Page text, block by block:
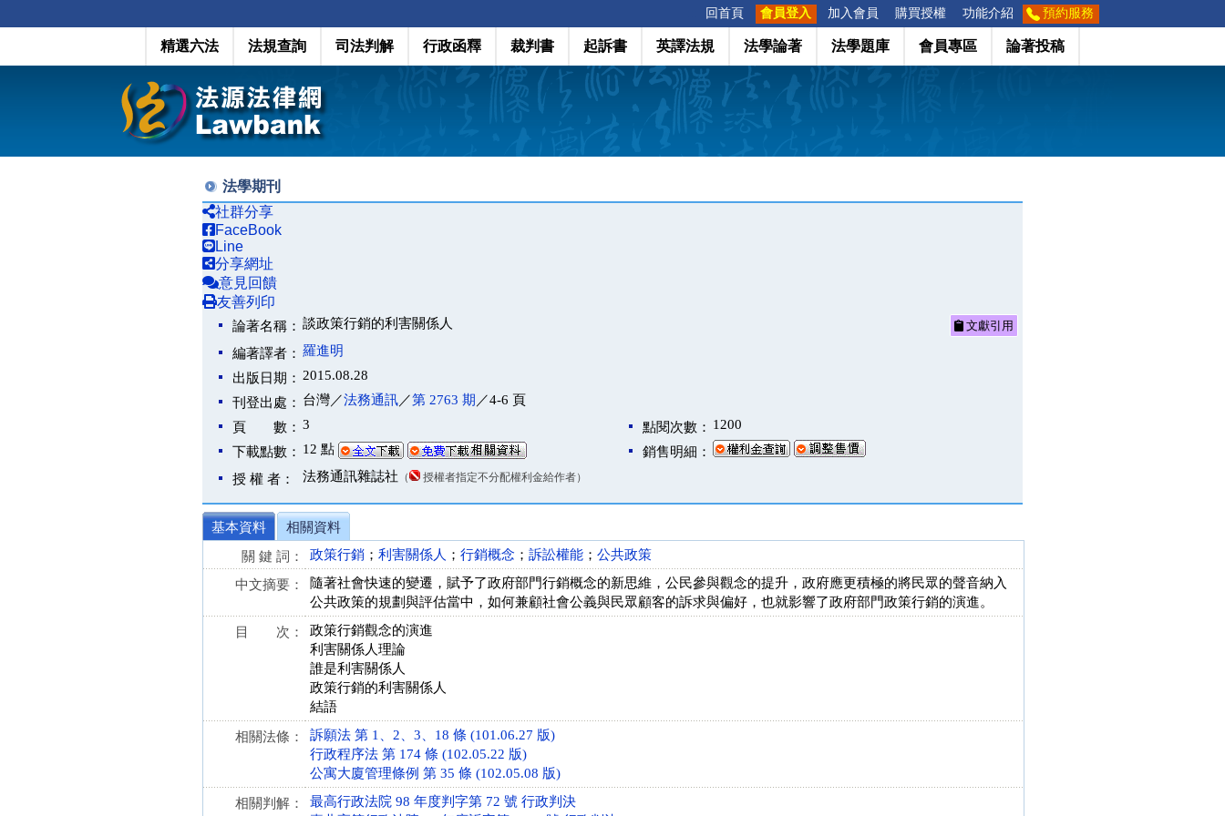
回首頁 會員登入 加入會員 購買授權 功能介紹 預約服務
精選六法 法規查詢 司法判解 行政函釋 裁判書 起訴書 英譯法規 法學論著 法學題庫 會員專區 論著投稿
法學期刊
社群分享
FaceBook
Line
分享網址
意見回饋
友善列印
論著名稱： 談政策行銷的利害關係人 文獻引用
編著譯者： 羅進明
出版日期： 2015.08.28
刊登出處： 台灣／法務通訊／第 2763 期 ／4-6 頁
頁 數： 3 點閱次數： 1200
下載點數： 12 點
銷售明細：
授 權 者：
法務通訊雜誌社 （ 授權者指定不分配權利金給作者）
基本資料
相關資料
關 鍵 詞：
政策行銷 ； 利害關係人 ； 行銷概念 ； 訴訟權能 ； 公共政策
中文摘要：
隨著社會快速的變遷，賦予了政府部門行銷概念的新思維，公民參與觀念的提升，政府應更積極的將民眾的聲音納入
公共政策的規劃與評估當中，如何兼顧社會公義與民眾顧客的訴求與偏好，也就影響了政府部門政策行銷的演進。
目 次：
政策行銷觀念的演進
利害關係人理論
誰是利害關係人
政策行銷的利害關係人
結語
相關法條：
訴願法 第 1、2、3、18 條 (101.06.27 版)
行政程序法 第 174 條 (102.05.22 版)
公寓大廈管理條例 第 35 條 (102.05.08 版)
相關判解：
最高行政法院 98 年度判字第 72 號 行政判決